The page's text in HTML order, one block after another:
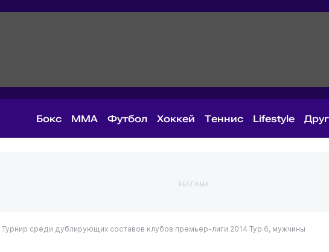
Бокс MMA Футбол Хоккей Теннис Lifestyle
РЕКЛАМА
Турнир среди дублирующих составов клубов премьер-лиги 2014 Тур 6, мужчины